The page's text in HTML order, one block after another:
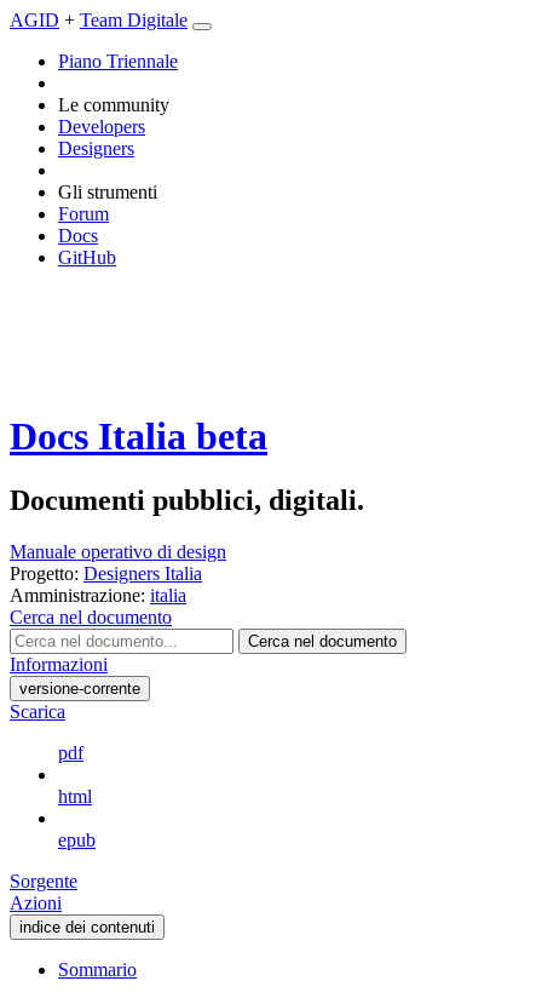
AGID + Team Digitale
Piano Triennale
Le community
Developers
Designers
Gli strumenti
Forum
Docs
GitHub
Docs Italia beta
Documenti pubblici, digitali.
Manuale operativo di design
Progetto: Designers Italia
Amministrazione: italia
Cerca nel documento
Cerca nel documento
Informazioni
versione-corrente
Scarica
pdf
html
epub
Sorgente
Azioni
indice dei contenuti
Sommario